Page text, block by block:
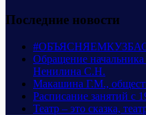
Последние новости
Обращение
Ненилина С.Н.
Макашина Г.М.,
Расписание занятий с
Театр – это сказка,